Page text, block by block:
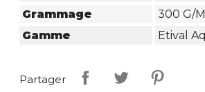
Grammage
300 G/
Gamme
Etival
Partager